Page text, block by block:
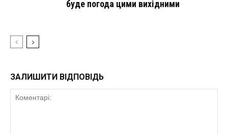
буде погода цими вихідними
ЗАЛИШИТИ ВІДПОВІДЬ